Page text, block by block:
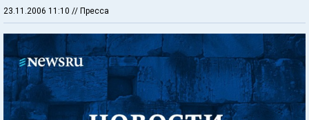
23.11.2006 11:10 // Пресса